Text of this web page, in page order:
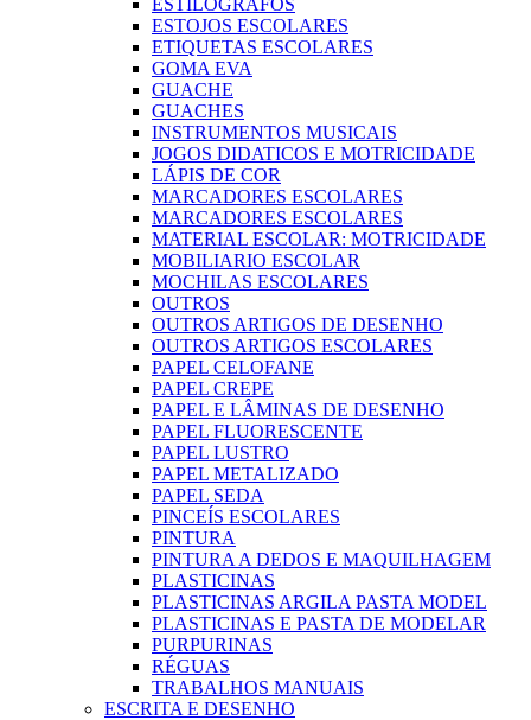
ESTOJOS ESCOLARES
ETIQUETAS ESCOLARES
GOMA EVA
GUACHE
GUACHES
INSTRUMENTOS MUSICAIS
JOGOS DIDATICOS E MOTRICIDADE
LÁPIS DE COR
MARCADORES ESCOLARES
MARCADORES ESCOLARES
MATERIAL ESCOLAR: MOTRICIDADE
MOBILIARIO ESCOLAR
MOCHILAS ESCOLARES
OUTROS
OUTROS ARTIGOS DE DESENHO
OUTROS ARTIGOS ESCOLARES
PAPEL CELOFANE
PAPEL CREPE
PAPEL E LÂMINAS DE DESENHO
PAPEL FLUORESCENTE
PAPEL LUSTRO
PAPEL METALIZADO
PAPEL SEDA
PINCEÍS ESCOLARES
PINTURA
PINTURA A DEDOS E MAQUILHAGEM
PLASTICINAS
PLASTICINAS ARGILA PASTA MODEL
PLASTICINAS E PASTA DE MODELAR
PURPURINAS
RÉGUAS
TRABALHOS MANUAIS
ESCRITA E DESENHO